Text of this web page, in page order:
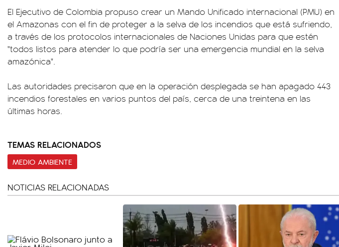
El Ejecutivo de Colombia propuso crear un Mando Unificado internacional (PMU) en
el Amazonas con el fin de proteger a la selva de los incendios que está sufriendo,
a través de los protocolos internacionales de Naciones Unidas para que estén
"todos listos para atender lo que podría ser una emergencia mundial en la selva
amazónica".
Las autoridades precisaron que en la operación desplegada se han apagado 443
incendios forestales en varios puntos del país, cerca de una treintena en las
últimas horas.
TEMAS RELACIONADOS
MEDIO AMBIENTE
NOTICIAS RELACIONADAS